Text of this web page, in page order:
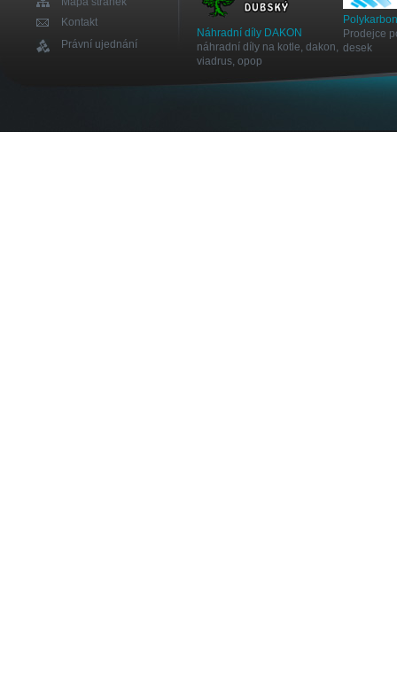
Kontakt
Právní ujednání
Náhradní díly DAKON
náhradní díly na kotle, dakon,
viadrus, opop
Prodejce
desek